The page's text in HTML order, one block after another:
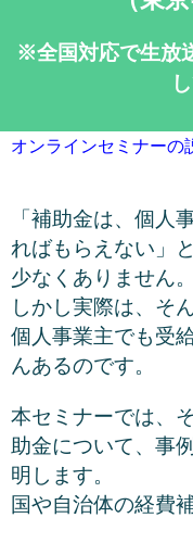
※全国対応で生放
オンラインセミナーの
「補助金は、個人
ればもらえない」
少なくありません。
しかし実際は、そ
個人事業主でも受
んあるのです。
本セミナーでは、
助金について、事
明します。
国や自治体の経費